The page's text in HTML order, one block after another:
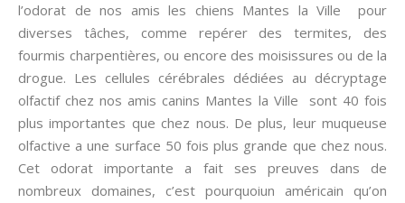
l’odorat de nos amis les chiens Mantes la Ville pour
diverses tâches, comme repérer des termites, des
fourmis charpentières, ou encore des moisissures ou de la
drogue. Les cellules cérébrales dédiées au décryptage
olfactif chez nos amis canins Mantes la Ville sont 40 fois
plus importantes que chez nous. De plus, leur muqueuse
olfactive a une surface 50 fois plus grande que chez nous.
Cet odorat importante a fait ses preuves dans de
nombreux domaines, c’est pourquoiun américain qu’on